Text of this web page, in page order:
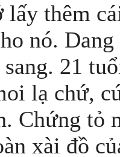
lấy thêm
nó.
21
lạ chứ,
Chứng tỏ
xài đồ